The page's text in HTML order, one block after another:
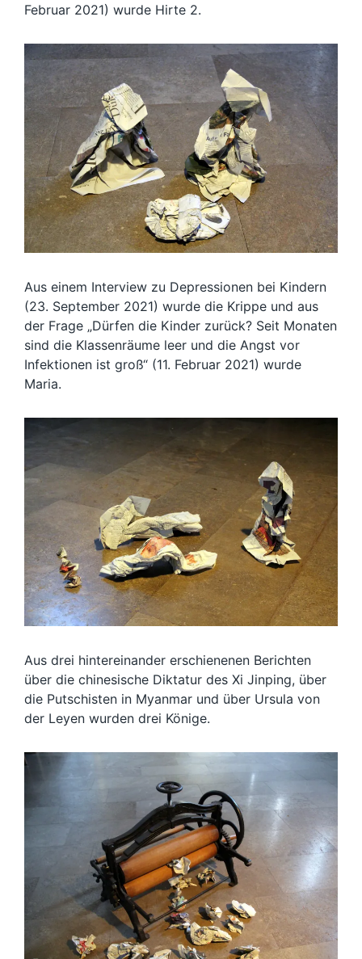
Februar 2021) wurde Hirte 2.
Aus einem Interview zu Depressionen bei Kindern
(23. September 2021) wurde die Krippe und aus
der Frage „Dürfen die Kinder zurück? Seit Monaten
sind die Klassenräume leer und die Angst vor
Infektionen ist groß“ (11. Februar 2021) wurde
Maria.
Aus drei hintereinander erschienenen Berichten
über die chinesische Diktatur des Xi Jinping, über
die Putschisten in Myanmar und über Ursula von
der Leyen wurden drei Könige.